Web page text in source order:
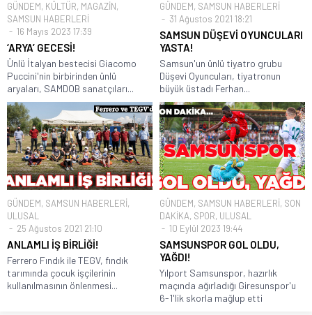
GÜNDEM, KÜLTÜR, MAGAZİN,
SAMSUN HABERLERİ
16 Mayıs 2023 17:39
‘ARYA’ GECESİ!
Ünlü İtalyan bestecisi Giacomo
Puccini'nin birbirinden ünlü
aryaları, SAMDOB sanatçıları...
GÜNDEM, SAMSUN HABERLERİ
31 Ağustos 2021 18:21
SAMSUN DÜŞEVİ OYUNCULARI
YASTA!
Samsun'un ünlü tiyatro grubu
Düşevi Oyuncuları, tiyatronun
büyük üstadı Ferhan...
GÜNDEM, SAMSUN HABERLERİ,
ULUSAL
25 Ağustos 2021 21:10
ANLAMLI İŞ BİRLİĞİ!
Ferrero Fındık ile TEGV, fındık
tarımında çocuk işçilerinin
kullanılmasının önlenmesi...
GÜNDEM, SAMSUN HABERLERİ, SON
DAKİKA, SPOR, ULUSAL
10 Eylül 2023 19:44
SAMSUNSPOR GOL OLDU,
YAĞDI!
Yılport Samsunspor, hazırlık
maçında ağırladığı Giresunspor'u
6-1'lik skorla mağlup etti